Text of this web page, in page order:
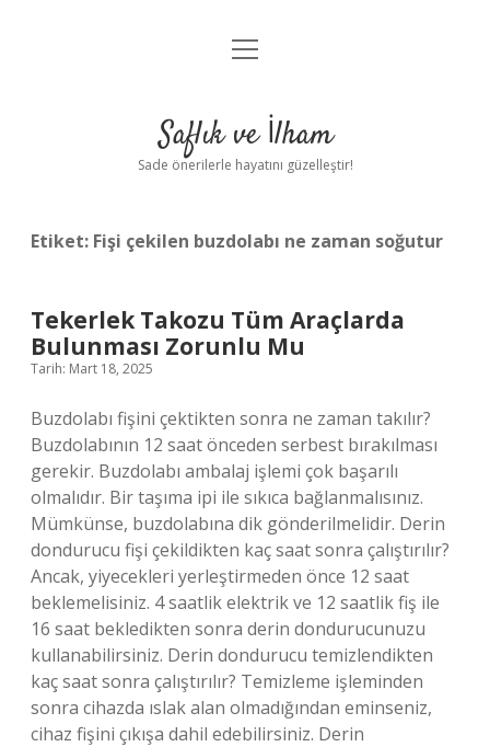
Anasayfa
Yasal Uyarı
menüyü
Saflık ve İlham
Sade önerilerle hayatını güzelleştir!
Etiket: Fişi çekilen buzdolabı ne zaman soğutur
Tekerlek Takozu Tüm Araçlarda
Bulunması Zorunlu Mu
Tarih: Mart 18, 2025
Buzdolabı fişini çektikten sonra ne zaman takılır?
Buzdolabının 12 saat önceden serbest bırakılması
gerekir. Buzdolabı ambalaj işlemi çok başarılı
olmalıdır. Bir taşıma ipi ile sıkıca bağlanmalısınız.
Mümkünse, buzdolabına dik gönderilmelidir. Derin
dondurucu fişi çekildikten kaç saat sonra çalıştırılır?
Ancak, yiyecekleri yerleştirmeden önce 12 saat
beklemelisiniz. 4 saatlik elektrik ve 12 saatlik fiş ile
16 saat bekledikten sonra derin dondurucunuzu
kullanabilirsiniz. Derin dondurucu temizlendikten
kaç saat sonra çalıştırılır? Temizleme işleminden
sonra cihazda ıslak alan olmadığından eminseniz,
cihaz fişini çıkışa dahil edebilirsiniz. Derin